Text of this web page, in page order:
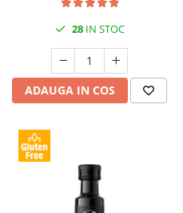
28IN STOC
ADAUGA IN COS